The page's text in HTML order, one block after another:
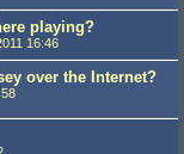
playing?
16:46
over the Internet?